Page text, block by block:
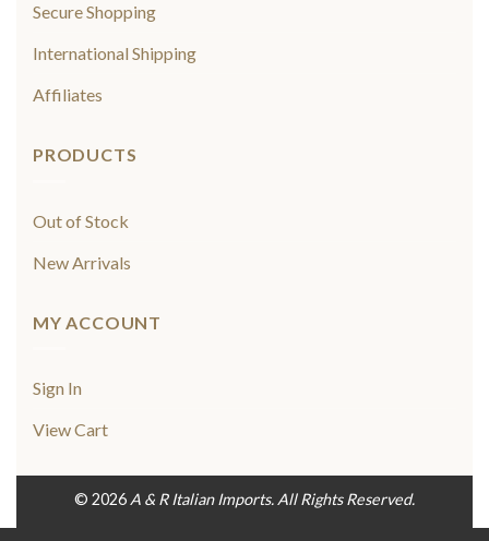
Secure Shopping
International Shipping
Affiliates
PRODUCTS
Out of Stock
New Arrivals
MY ACCOUNT
Sign In
View Cart
© 2026A & R Italian Imports. All Rights Reserved.